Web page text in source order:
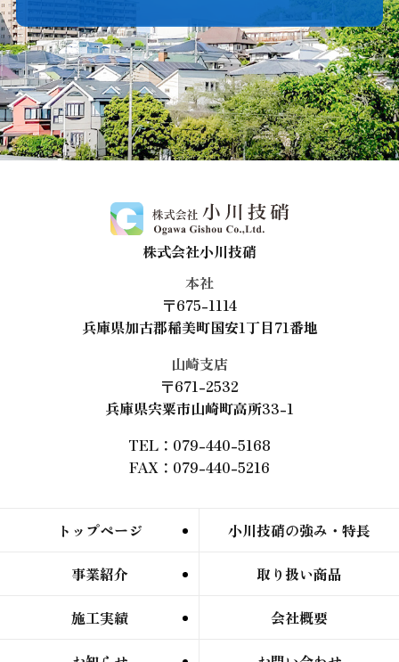
株式会社小川技硝
本社
〒675-1114
兵庫県加古郡稲美町国安1丁目71番地
山崎支店
〒671-2532
兵庫県宍粟市山崎町高所33-1
TEL：079-440-5168
FAX：079-440-5216
トップページ 小川技硝の強み・特長
事業紹介 取り扱い商品
施工実績 会社概要